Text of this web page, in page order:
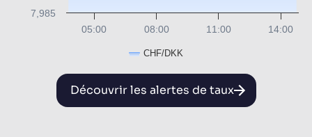
CHF/DKK
05:00 08:00 11:00 14:00
7,985
Découvrir les alertes de taux